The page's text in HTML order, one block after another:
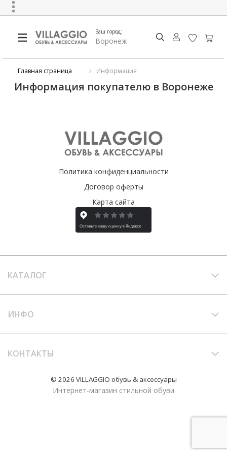
Ваш город:
Воронеж
Главная страница Информация
Информация покупателю в Воронеже
Политика конфиденциальности
Договор оферты
Карта сайта
КАТАЛОГ
ИНФО
КОНТАКТЫ
© 2026 VILLAGGIO обувь & аксессуары
Интернет-магазин стильной обуви